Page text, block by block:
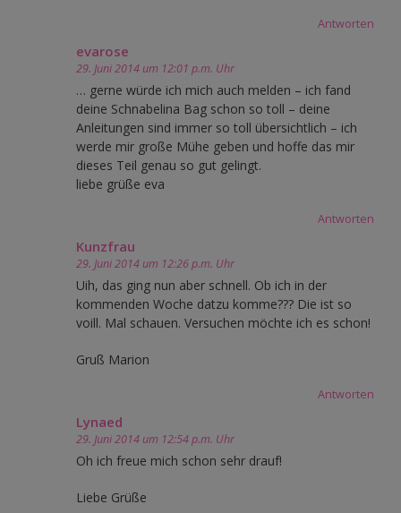
Antworten
evarose
29. Juni 2014 um 12:01 p.m. Uhr
… gerne würde ich mich auch melden – ich fand
deine Schnabelina Bag schon so toll – deine
Anleitungen sind immer so toll übersichtlich – ich
werde mir große Mühe geben und hoffe das mir
dieses Teil genau so gut gelingt.
liebe grüße eva
Antworten
Kunzfrau
29. Juni 2014 um 12:26 p.m. Uhr
Uih, das ging nun aber schnell. Ob ich in der
kommenden Woche datzu komme??? Die ist so
voill. Mal schauen. Versuchen möchte ich es schon!
Gruß Marion
Antworten
Lynaed
29. Juni 2014 um 12:54 p.m. Uhr
Oh ich freue mich schon sehr drauf!
Liebe Grüße